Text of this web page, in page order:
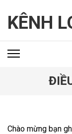
content
(Press
Enter)
KÊNH
Chào mừng bạn